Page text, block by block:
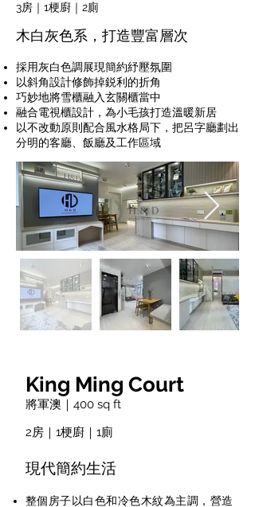
3房｜1梗廚｜2廁
木白灰色系，打造豐富層次
採用灰白色調展現簡約紓壓氛圍
以斜角設計修飾掉鋭利的折角
巧妙地將雪櫃融入玄關櫃當中
融合電視櫃設計，為小毛孩打造溫暖新居
以不改動原則配合風水格局下，把呂字廳劃出
分明的客廳、飯廳及工作區域
King Ming Court
將軍澳｜400 sq ft
2房｜1梗廚｜1廁
現代簡約生活
整個房子以白色和冷色木紋為主調，營造